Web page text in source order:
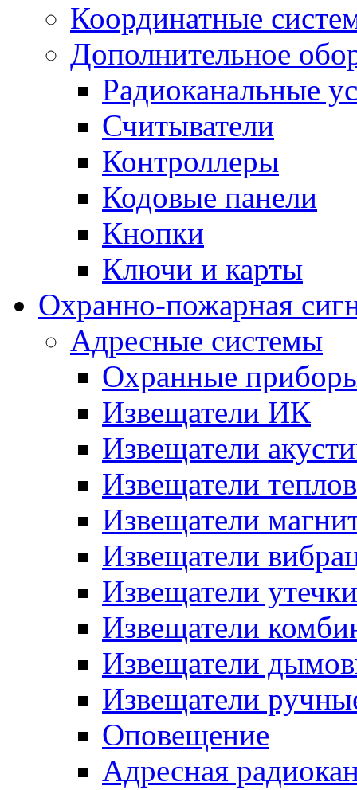
Координатные
Дополнительное
Радиоканальные
Считыватели
Контроллеры
Кодовые панели
Кнопки
Ключи и карты
Охранно-пожарная
Адресные системы
Охранные
Извещатели ИК
Извещатели
Извещатели
Извещатели
Извещатели
Извещатели утечки
Извещатели
Извещатели
Извещатели
Оповещение
Адресная